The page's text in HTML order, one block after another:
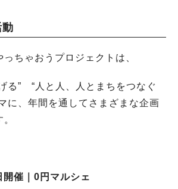
ちゃおうプロジェクトは、
る” “人と人、人とまちをつなぐ
に、年間を通してさまざまな企画
催｜0円マルシェ